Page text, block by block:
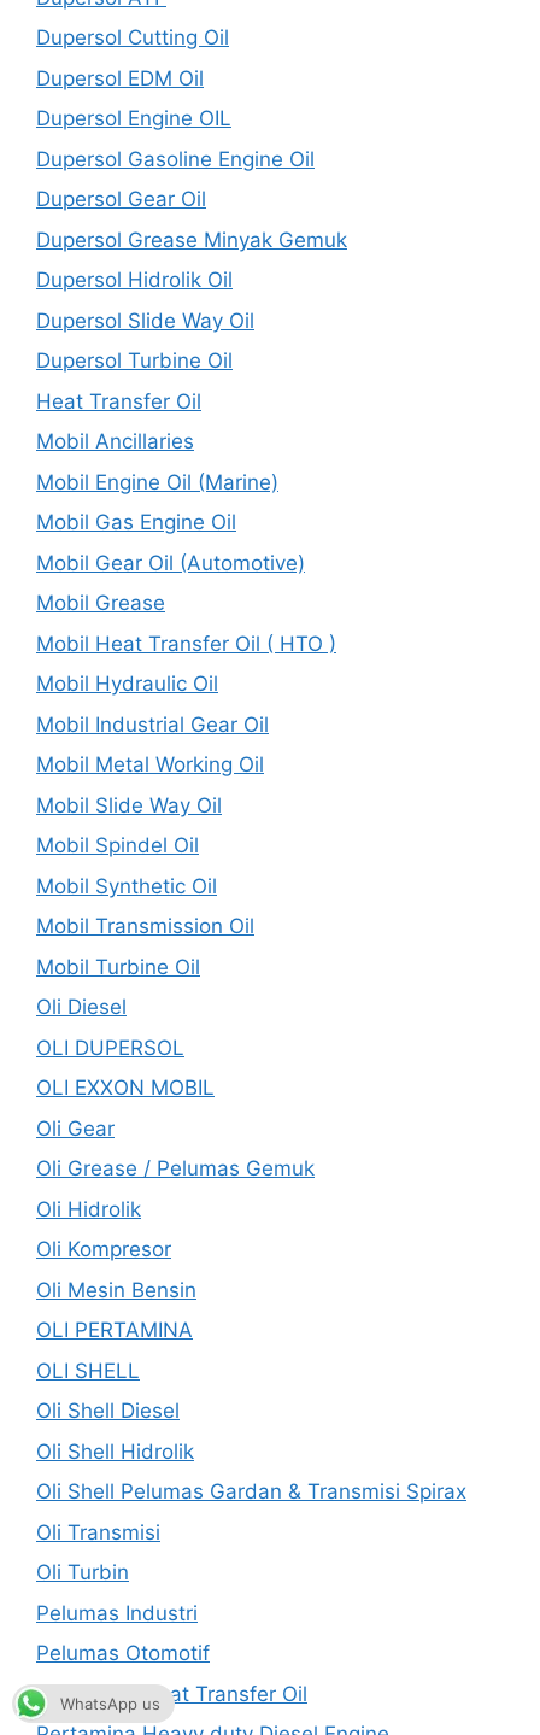
Dupersol Cutting Oil
Dupersol EDM Oil
Dupersol Engine OIL
Dupersol Gasoline Engine Oil
Dupersol Gear Oil
Dupersol Grease Minyak Gemuk
Dupersol Hidrolik Oil
Dupersol Slide Way Oil
Dupersol Turbine Oil
Heat Transfer Oil
Mobil Ancillaries
Mobil Engine Oil (Marine)
Mobil Gas Engine Oil
Mobil Gear Oil (Automotive)
Mobil Grease
Mobil Heat Transfer Oil ( HTO )
Mobil Hydraulic Oil
Mobil Industrial Gear Oil
Mobil Metal Working Oil
Mobil Slide Way Oil
Mobil Spindel Oil
Mobil Synthetic Oil
Mobil Transmission Oil
Mobil Turbine Oil
Oli Diesel
OLI DUPERSOL
OLI EXXON MOBIL
Oli Gear
Oli Grease / Pelumas Gemuk
Oli Hidrolik
Oli Kompresor
Oli Mesin Bensin
OLI PERTAMINA
OLI SHELL
Oli Shell Diesel
Oli Shell Hidrolik
Oli Shell Pelumas Gardan & Transmisi Spirax
Oli Transmisi
Oli Turbin
Pelumas Industri
Pelumas Otomotif
Pertamina Heat Transfer Oil
WhatsApp us